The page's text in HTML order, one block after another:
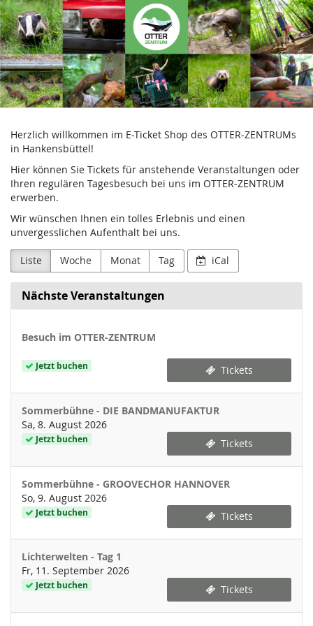
Zum
Haupt-
Inhalt
springen
Aktion
Fischotterschutz
e.V.
Herzlich willkommen im E-Ticket Shop des OTTER-ZENTRUMs
in Hankensbüttel!
Hier können Sie Tickets für anstehende Veranstaltungen oder
Ihren regulären Tagesbesuch bei uns im OTTER-ZENTRUM
erwerben.
Wir wünschen Ihnen ein tolles Erlebnis und einen
unvergesslichen Aufenthalt bei uns.
Liste Woche Monat Tag iCal
Nächste Veranstaltungen
Besuch im OTTER-ZENTRUM
Jetzt buchen Tickets
Sommerbühne - DIE BANDMANUFAKTUR
Sa, 8. August 2026
Jetzt buchen Tickets
Sommerbühne - GROOVECHOR HANNOVER
So, 9. August 2026
Jetzt buchen Tickets
Lichterwelten - Tag 1
Fr, 11. September 2026
Jetzt buchen Tickets